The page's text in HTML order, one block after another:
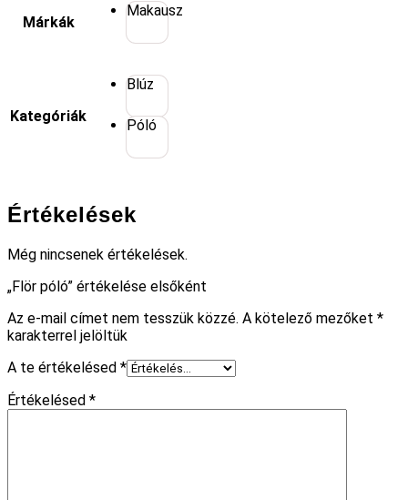
Márkák
Makausz
Kategóriák
Blúz
Póló
Értékelések
Még nincsenek értékelések.
„Flör póló” értékelése elsőként
Az e-mail címet nem tesszük közzé. A kötelező mezőket *
karakterrel jelöltük
A te értékelésed *
Értékelésed *